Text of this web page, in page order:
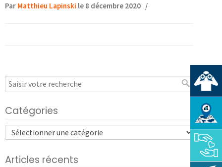
Par Matthieu Lapinski le 8 décembre 2020 /
Catégories
Articles récents